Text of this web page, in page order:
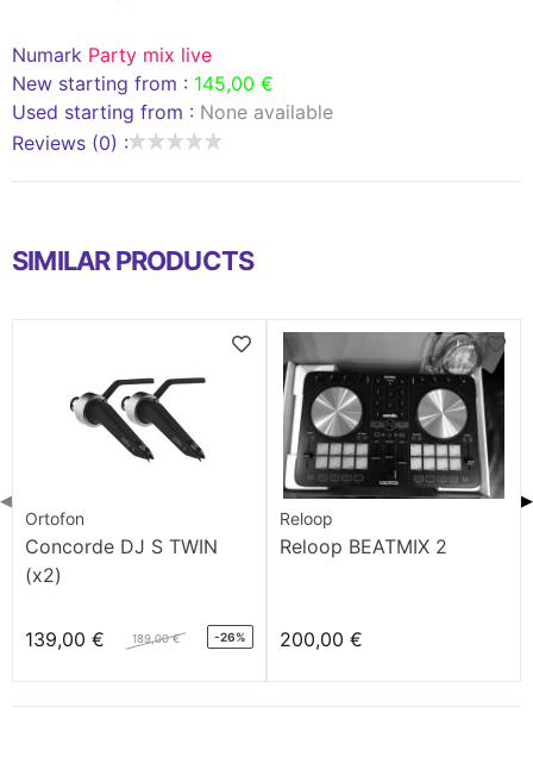
Numark Party mix live
New starting from : 145,00 €
Used starting from : None available
Reviews (0) :
SIMILAR PRODUCTS
Ortofon
Concorde DJ S TWIN
(x2)
139,00 € 189,00 € -26%
Reloop
Reloop BEATMIX 2
200,00 €
◀ ▶